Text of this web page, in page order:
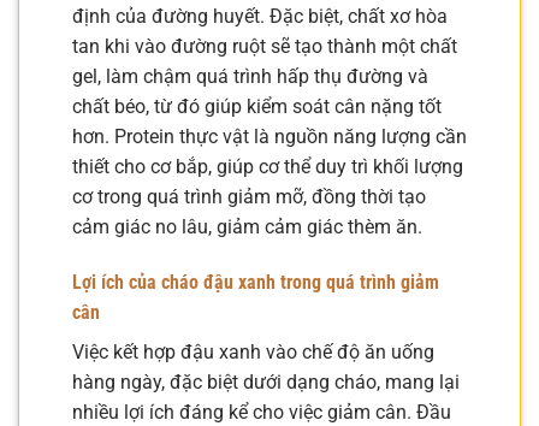
định của đường huyết. Đặc biệt, chất xơ hòa
tan khi vào đường ruột sẽ tạo thành một chất
gel, làm chậm quá trình hấp thụ đường và
chất béo, từ đó giúp kiểm soát cân nặng tốt
hơn. Protein thực vật là nguồn năng lượng cần
thiết cho cơ bắp, giúp cơ thể duy trì khối lượng
cơ trong quá trình giảm mỡ, đồng thời tạo
cảm giác no lâu, giảm cảm giác thèm ăn.
Lợi ích của cháo đậu xanh trong quá trình giảm
cân
Việc kết hợp đậu xanh vào chế độ ăn uống
hàng ngày, đặc biệt dưới dạng cháo, mang lại
nhiều lợi ích đáng kể cho việc giảm cân. Đầu